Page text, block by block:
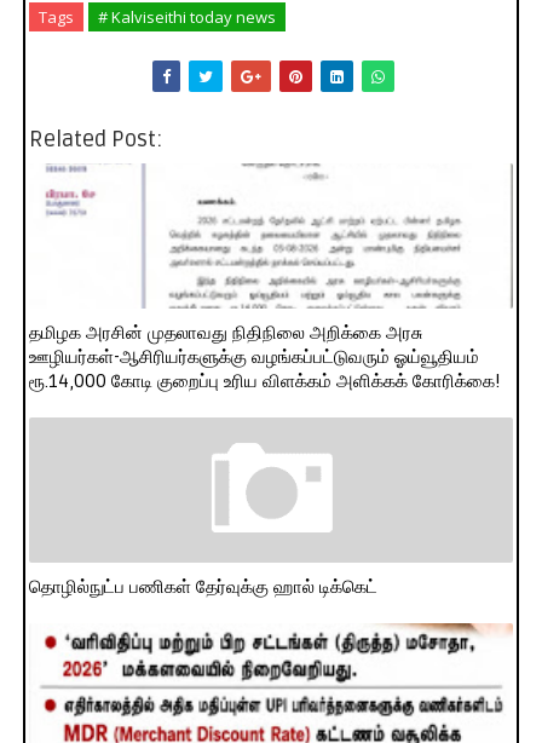
Tags # Kalviseithi today news
Related Post:
தமிழக அரசின் முதலாவது நிதிநிலை அறிக்கை அரசு
ஊழியர்கள்-ஆசிரியர்களுக்கு வழங்கப்பட்டுவரும் ஓய்வூதியம்
ரூ.14,000 கோடி குறைப்பு உரிய விளக்கம் அளிக்கக் கோரிக்கை!
தொழில்நுட்ப பணிகள் தேர்வுக்கு ஹால் ​டிக்கெட்